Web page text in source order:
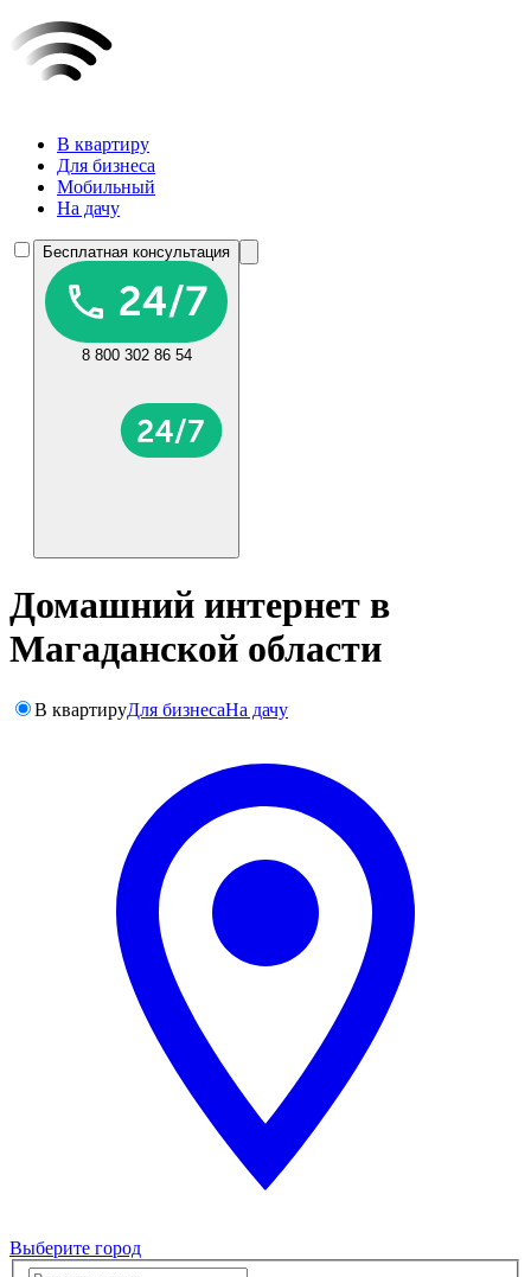
В квартиру
Для бизнеса
Мобильный
На дачу
Бесплатная консультация
8 800 302 86 54
Домашний интернет в
Магаданской области
В квартируДля бизнесаНа дачу
Выберите город